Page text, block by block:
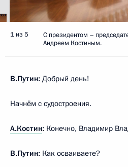
1 из 5
С президентом –
Андреем Костиным.
В.Путин: Добрый день!
Начнём с судостроения.
А.Костин: Конечно, Владимир
В.Путин: Как осваиваете?